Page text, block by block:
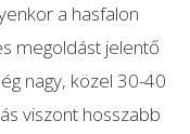
a hasfalon
megoldást jelentő
nagy, közel 30-40
viszont hosszabb